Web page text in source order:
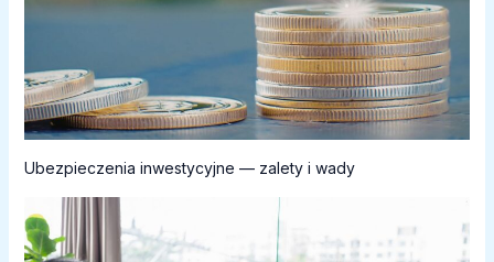
Ubezpieczenia inwestycyjne — zalety i wady